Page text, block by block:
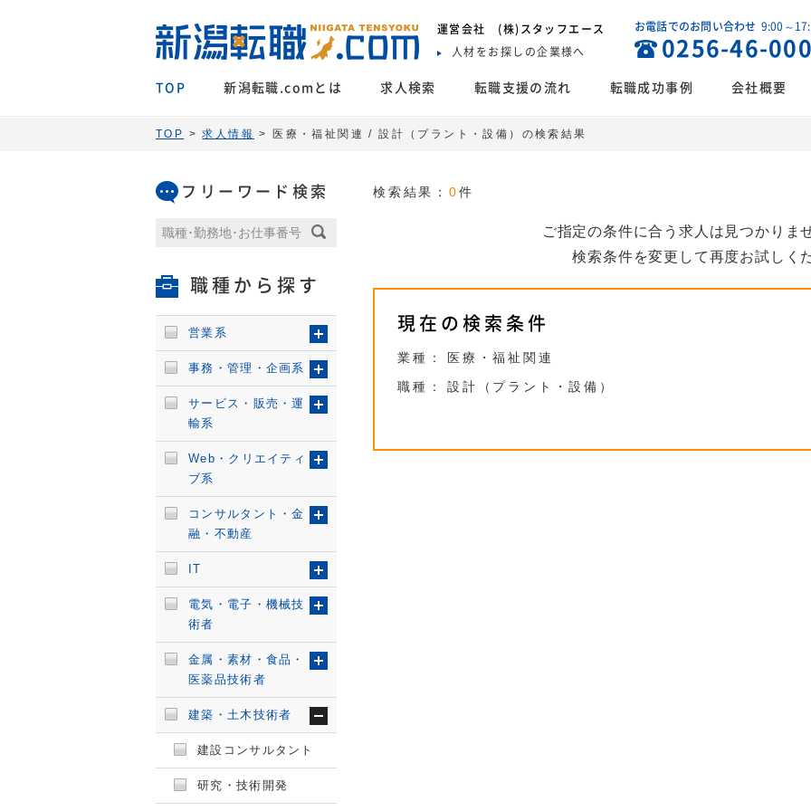
運営会社 (株)スタッフエース
人材をお探しの企業様へ
お電話でのお問い合わせ 9:00～
0256-46-
TOP 新潟転職.comとは 求人検索 転職支援の流れ 転職成功事例 会社概要
TOP >求人情報 > 医療・福祉関連 / 設計（プラント・設備）の検索結果
検索結果： 0件
ご指定の条件に合う求人は見つかりま
検索条件を変更して再度お試しく
現在の検索条件
業種：
医療・福祉関連
職種：
設計（プラント・設備）
フリーワード検索
職種から探す
営業系
事務・管理・企画系
サービス・販売・運
輸系
Web・クリエイティ
ブ系
コンサルタント・金
融・不動産
IT
電気・電子・機械技
術者
金属・素材・食品・
医薬品技術者
建築・土木技術者
建設コンサルタント
研究・技術開発